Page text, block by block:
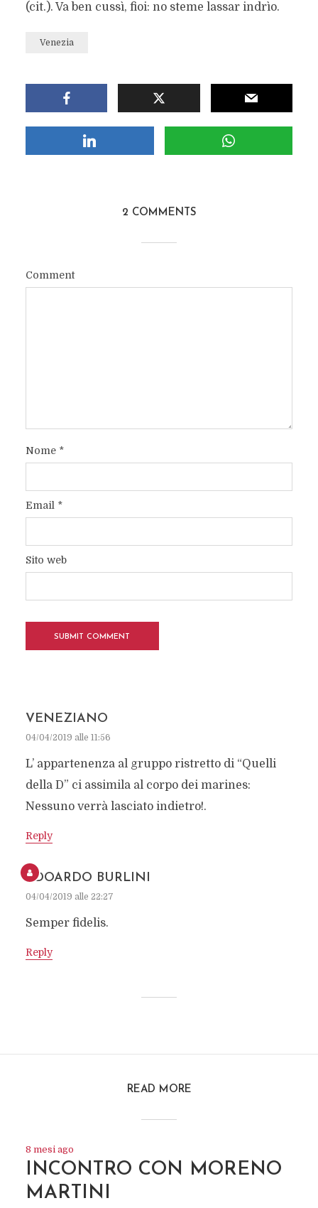
(cit.). Va ben cussì, fioi: no steme lassar indrìo.
Venezia
2 COMMENTS
Comment
Nome *
Email *
Sito web
VENEZIANO
04/04/2019 alle 11:56
L’ appartenenza al gruppo ristretto di “Quelli
della D” ci assimila al corpo dei marines:
Nessuno verrà lasciato indietro!.
Reply
EDOARDO BURLINI
04/04/2019 alle 22:27
Semper fidelis.
Reply
READ MORE
8 mesi ago
INCONTRO CON MORENO
MARTINI